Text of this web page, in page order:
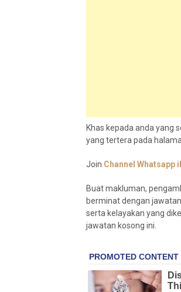
Khas kepada anda yang
yang tertera pada
Join Channel Whatsapp
Buat makluman,
berminat dengan
serta kelayakan yang
jawatan kosong ini.